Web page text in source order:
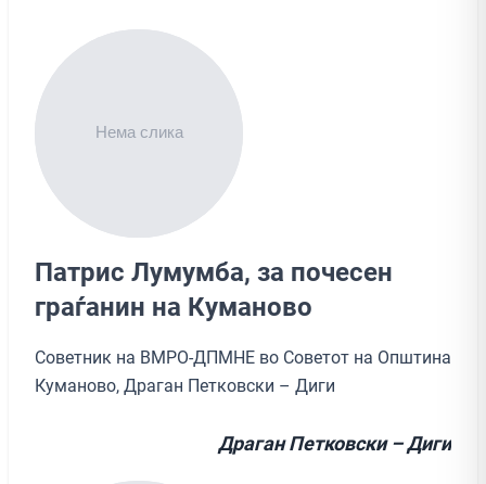
Патрис Лумумба, за почесен
граѓанин на Куманово
Советник на ВМРО-ДПМНЕ во Советот на Општина
Куманово, Драган Петковски – Диги
Драган Петковски – Диги